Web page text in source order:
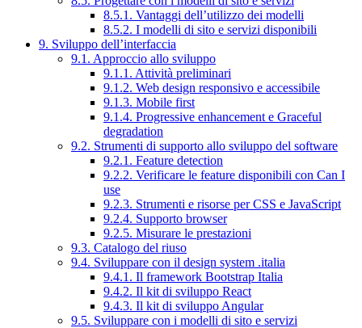
8.5.1. Vantaggi dell’utilizzo dei modelli
8.5.2. I modelli di sito e servizi disponibili
9. Sviluppo dell’interfaccia
9.1. Approccio allo sviluppo
9.1.1. Attività preliminari
9.1.2. Web design responsivo e accessibile
9.1.3. Mobile first
9.1.4. Progressive enhancement e Graceful
degradation
9.2. Strumenti di supporto allo sviluppo del software
9.2.1. Feature detection
9.2.2. Verificare le feature disponibili con Can I
use
9.2.3. Strumenti e risorse per CSS e JavaScript
9.2.4. Supporto browser
9.2.5. Misurare le prestazioni
9.3. Catalogo del riuso
9.4. Sviluppare con il design system .italia
9.4.1. Il framework Bootstrap Italia
9.4.2. Il kit di sviluppo React
9.4.3. Il kit di sviluppo Angular
9.5. Sviluppare con i modelli di sito e servizi